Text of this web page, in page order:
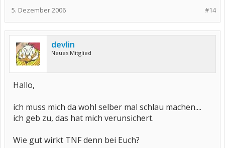
#14
5. Dezember 2006
devlin
Neues Mitglied
Hallo,
ich muss mich da wohl selber mal schlau machen....
ich geb zu, das hat mich verunsichert.
Wie gut wirkt TNF denn bei Euch?